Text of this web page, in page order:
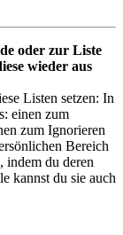
oder zur Liste
wieder aus
Listen setzen: In
einen zum
zum Ignorieren
Bereich
indem du deren
kannst du sie auch